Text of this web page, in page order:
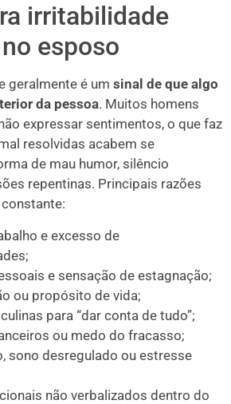
irritabilidade
esposo
geralmente é um sinal de que algo
da pessoa. Muitos homens
expressar sentimentos, o que faz
resolvidas acabem se
de mau humor, silêncio
repentinas. Principais razões
e excesso de
e sensação de estagnação;
ou propósito de vida;
para “dar conta de tudo”;
ou medo do fracasso;
sono desregulado ou estresse
não verbalizados dentro do